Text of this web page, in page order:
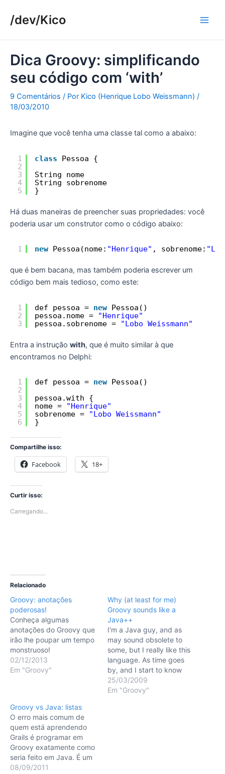
para/dev/Kico
Dica Groovy: simplificando
seu código com ‘with’
9 Comentários / Por Kico (Henrique Lobo Weissmann) /
18/03/2010
Imagine que você tenha uma classe tal como a abaixo:
1
2
3
4
5
class
Pessoa {
String nome
String sobrenome
}
Há duas maneiras de preencher suas propriedades: você
poderia usar um construtor como o código abaixo:
1 new Pessoa(nome: "Henrique" , sobrenome:
que é bem bacana, mas também poderia escrever um
código bem mais tedioso, como este:
1
2
3
def pessoa = new
Pessoa()
pessoa.nome =
"Henrique"
pessoa.sobrenome =
"Lobo Weissmann"
Entra a instrução with, que é muito similar à que
encontramos no Delphi:
1
2
3
4
5
6
def pessoa = new
Pessoa()
pessoa.with {
nome =
"Henrique"
sobrenome =
"Lobo Weissmann"
}
Compartilhe isso:
Facebook 18+
Curtir isso:
Carregando...
Relacionado
Groovy: anotações
poderosas!
Conheça algumas
anotações do Groovy que
irão lhe poupar um tempo
monstruoso!
02/12/2013
Em "Groovy"
Why (at least for me)
Groovy sounds like a
Java++
I'm a Java guy, and as
may sound obsolete to
some, but I really like this
language. As time goes
by, and I start to know
better another languages
like Groovy or Ruby, I
25/03/2009
Em "Groovy"
Groovy vs Java: listas
O erro mais comum de
quem está aprendendo
Grails é programar em
Groovy exatamente como
seria feito em Java. É um
comportamento comum,
08/09/2011